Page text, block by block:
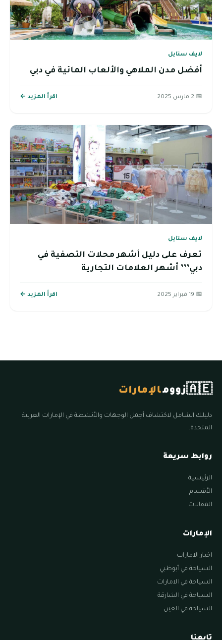
لايف ستايل
أفضل مدن الملاهي والألعاب المائية في دبي
📅 2 مارس 2025 اقرأ المزيد ←
لايف ستايل
تعرف على دليل أشهر محلات التصفية في
دبي’’’ أشهر العلامات التجارية
📅 19 فبراير 2025 اقرأ المزيد ←
🇦🇪زوومالإمارات
دليلك الشامل لاكتشاف أجمل الوجهات والأنشطة في الإمارات العربية
المتحدة.
روابط سريعة
الرئيسية
الأقسام
المقالات
الإمارات
اخبار الامارات
السياحة في أبوظبي
السياحة في الامارات
السياحة في الشارقة
السياحة في العين